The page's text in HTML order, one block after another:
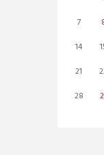
7
14
21
28